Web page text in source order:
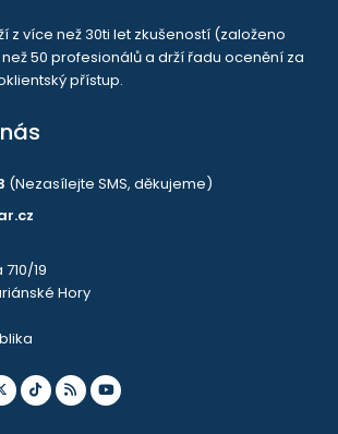
z více než 30ti let zkušeností (založeno
než 50 profesionálů a drží řadu ocenění za
přístup.
(Nezasílejte SMS, děkujeme)
19
Hory